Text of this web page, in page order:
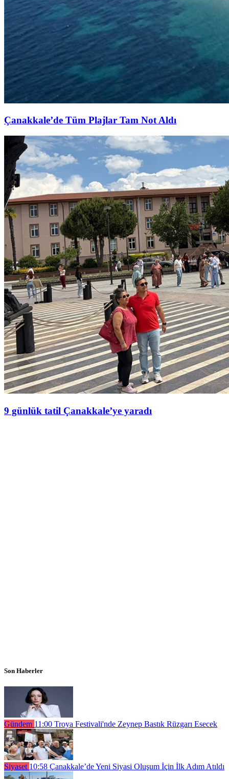
Çanakkale’de Tüm Plajlar Tam Not Aldı
9 günlük tatil Çanakkale’ye yaradı
Son Haberler
Gündem 11:00 Troya Festivali'nde Zeynep Bastık Rüzgarı Esecek
Siyaset 10:58 Çanakkale’de Yeni Siyasi Oluşum İçin İlk Adım Atıldı